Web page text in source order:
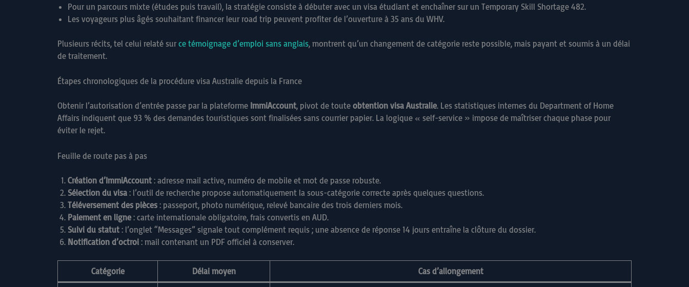
Pour un parcours mixte (études puis travail), la stratégie consiste à débuter avec un visa étudiant et enchaîner sur un Temporary Skill Shortage 482.
Les voyageurs plus âgés souhaitant financer leur road trip peuvent profiter de l’ouverture à 35 ans du WHV.
Plusieurs récits, tel celui relaté surce témoignage d’emploi sans anglais, montrent qu’un changement de catégorie reste possible, mais payant et soumis à un délai
de traitement.
Étapes chronologiques de la procédure visa Australie depuis la France
Obtenir l’autorisation d’entrée passe par la plateforme ImmiAccount, pivot de toute obtention visa Australie. Les statistiques internes du Department of Home
Affairs indiquent que 93 % des demandes touristiques sont finalisées sans courrier papier. La logique « self-service » impose de maîtriser chaque phase pour
éviter le rejet.
Feuille de route pas à pas
Création d’ImmiAccount : adresse mail active, numéro de mobile et mot de passe robuste.
Sélection du visa : l’outil de recherche propose automatiquement la sous-catégorie correcte après quelques questions.
Téléversement des pièces : passeport, photo numérique, relevé bancaire des trois derniers mois.
Paiement en ligne : carte internationale obligatoire, frais convertis en AUD.
Suivi du statut : l’onglet “Messages” signale tout complément requis ; une absence de réponse 14 jours entraîne la clôture du dossier.
Notification d’octroi : mail contenant un PDF officiel à conserver.
Catégorie Délai moyen Cas d’allongement